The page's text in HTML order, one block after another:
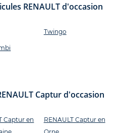
RENAULT d'occasion
Twingo
Captur d'occasion
Captur en
RENAULT Captur en